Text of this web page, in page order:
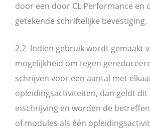
door een door CL Performance en
getekende schriftelijke bevestiging.
2.2 Indien gebruik wordt gemaakt
mogelijkheid om tegen
schrijven voor een aantal met
opleidingsactiviteiten, dan geldt dit
inschrijving en worden de
of modules als één